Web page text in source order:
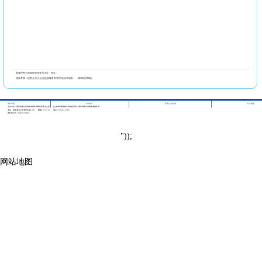
国家税务总局海南省税务局决定，免去：
柏家舟第一税务分局(大企业税收服务和管理局)局长职务、一级调研员职级。
网站管理 | 访问统计 | 联系pg电玩城 |
站点地图
主办单位：国家税务总局海南省税务局网站管理办公室
pg游戏库最新版本的版权所有：国家税务总局海南省税务局
地址：海南省海口市龙昆北路10号
邮编：570125
电话：0898-12366
网站标识码：bm29210001
"));
网站地图